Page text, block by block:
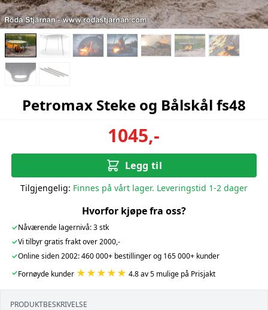
Petromax Steke og Bålskål fs48
1045,-
Legg til
Tilgjengelig: Finnes på vårt lager. Leveringstid 1-2 dager
Hvorfor kjøpe fra oss?
✓Nåværende lagernivå: 3 stk
✓Vi tilbyr gratis frakt over 2000,-
✓Online siden 2002: 460 000+ bestillinger og 165 000+ kunder
✓Fornøyde kunder ★★★★★ 4.8 av 5 mulige på Prisjakt
PRODUKTBESKRIVELSE